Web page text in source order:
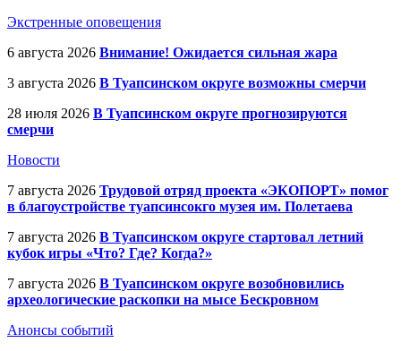
Экстренные оповещения
6 августа 2026 Внимание! Ожидается сильная жара
3 августа 2026 В Туапсинском округе возможны смерчи
28 июля 2026 В Туапсинском округе прогнозируются
смерчи
Новости
7 августа 2026 Трудовой отряд проекта «ЭКОПОРТ» помог
в благоустройстве туапсинсокго музея им. Полетаева
7 августа 2026 В Туапсинском округе стартовал летний
кубок игры «Что? Где? Когда?»
7 августа 2026 В Туапсинском округе возобновились
археологические раскопки на мысе Бескровном
Анонсы событий